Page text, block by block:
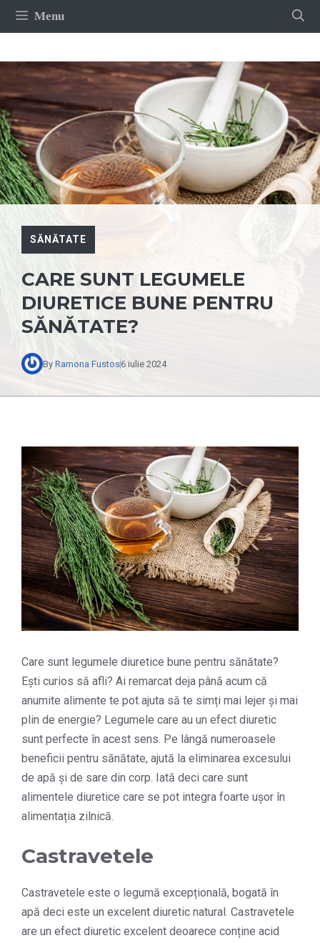
Sari
Menu
SĂNĂTATE
CARE SUNT LEGUMELE
DIURETICE BUNE PENTRU
SĂNĂTATE?
By Ramona Fustos6 iulie 2024
Care sunt legumele diuretice bune pentru sănătate?
Ești curios să afli? Ai remarcat deja până acum că
anumite alimente te pot ajuta să te simți mai lejer și mai
plin de energie? Legumele care au un efect diuretic
sunt perfecte în acest sens. Pe lângă numeroasele
beneficii pentru sănătate, ajută la eliminarea excesului
de apă și de sare din corp. Iată deci care sunt
alimentele diuretice care se pot integra foarte ușor în
alimentația zilnică.
Castravetele
Castravetele este o legumă excepțională, bogată în
apă deci este un excelent diuretic natural. Castravetele
are un efect diuretic excelent deoarece conține acid